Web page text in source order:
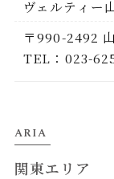
ヴェルティー
〒990-2492
TEL：023-
ARIA
関東エリア